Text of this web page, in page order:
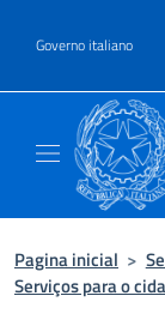
Governo italiano
Site,
Pagina inicial >
Serviços para o